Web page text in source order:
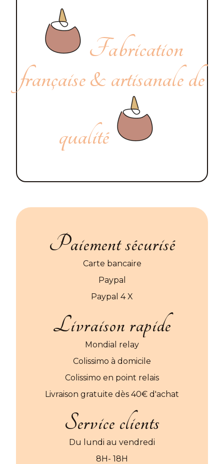
Fabrication
française & artisanale de
qualité
Paiement sécurisé
Carte bancaire
Paypal
Paypal 4 X
Livraison rapide
Mondial relay
Colissimo à domicile
Colissimo en point relais
Livraison gratuite dès 40€ d'achat
Service clients
Du lundi au vendredi
8H- 18H